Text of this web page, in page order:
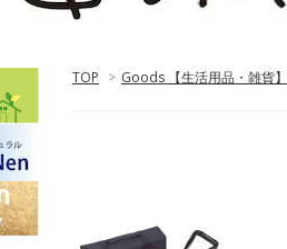
TOP > Goods 【生活用品・雑貨】